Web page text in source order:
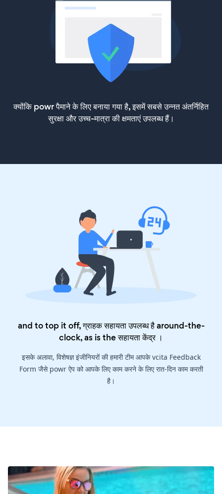
क्योंकि powr पैमाने के लिए बनाया गया है, इसमें सबसे उन्नत अंतर्निहित
सुरक्षा और उच्च-मात्रा की क्षमताएं उपलब्ध हैं।
and to top it off, ग्राहक सहायता उपलब्ध है around-the-
clock, as is theसहायता केंद्र।
इसके अलावा, विशेषज्ञ इंजीनियरों की हमारी टीम आपके vcita Feedback
Form जैसे powr ऐप को आपके लिए काम करने के लिए रात-दिन काम करती
है।